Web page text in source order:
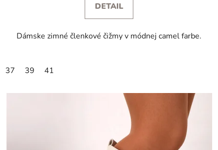
DETAIL
Dámske zimné členkové čižmy v módnej camel farbe.
37 39 41